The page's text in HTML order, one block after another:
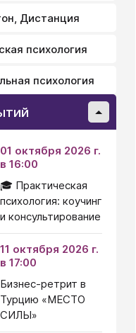
Дистанция
психология
психология
01 октября 2026 г.
в 16:00
🎓 Практическая
психология: коучинг
и консультирование
11 октября 2026 г.
в 17:00
Бизнес-ретрит в
Турцию «МЕСТО
СИЛЫ»